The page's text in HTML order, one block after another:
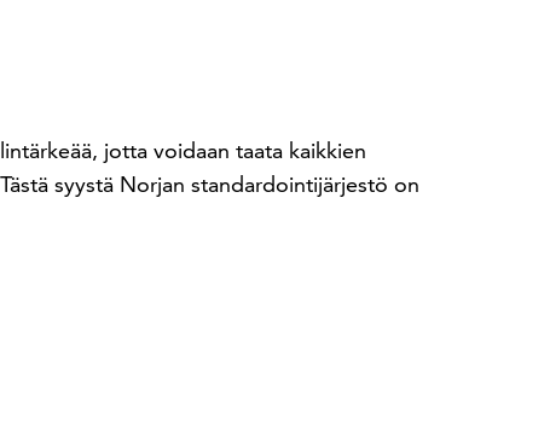
jotta voidaan taata kaikkien
syystä Norjan standardointijärjestö on